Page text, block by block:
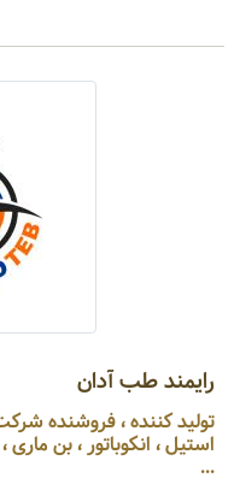
رایمند طب آدان
تولید
استیل ، انکوباتور ، بن
...